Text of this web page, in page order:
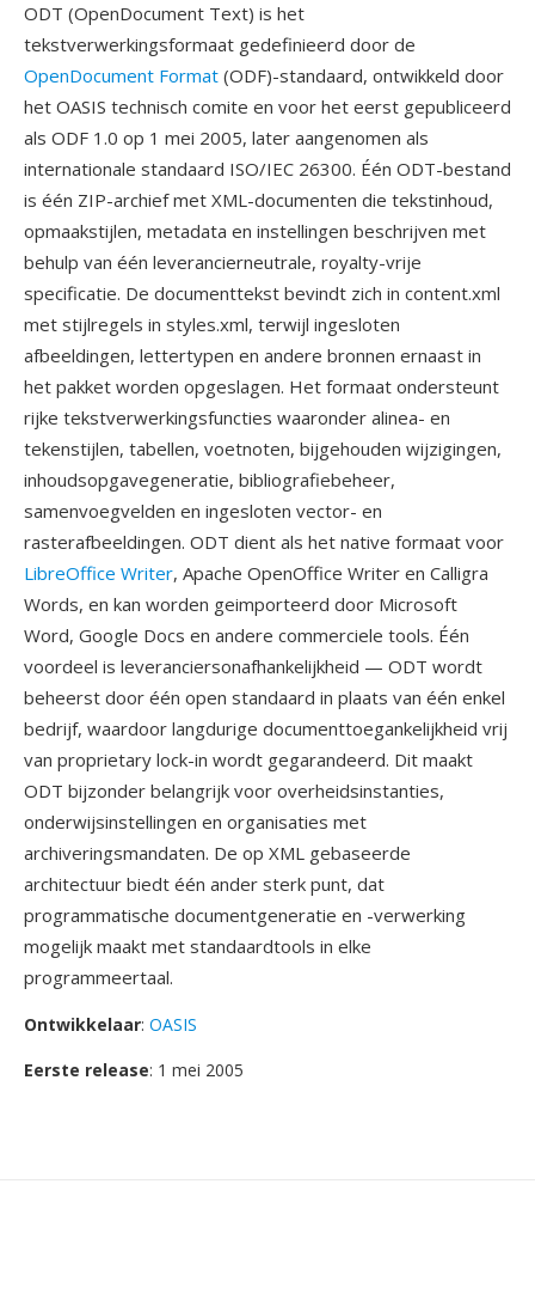
ODT (OpenDocument Text) is het
tekstverwerkingsformaat gedefinieerd door de
OpenDocument Format (ODF)-standaard, ontwikkeld door
het OASIS technisch comite en voor het eerst gepubliceerd
als ODF 1.0 op 1 mei 2005, later aangenomen als
internationale standaard ISO/IEC 26300. Één ODT-bestand
is één ZIP-archief met XML-documenten die tekstinhoud,
opmaakstijlen, metadata en instellingen beschrijven met
behulp van één leverancierneutrale, royalty-vrije
specificatie. De documenttekst bevindt zich in content.xml
met stijlregels in styles.xml, terwijl ingesloten
afbeeldingen, lettertypen en andere bronnen ernaast in
het pakket worden opgeslagen. Het formaat ondersteunt
rijke tekstverwerkingsfuncties waaronder alinea- en
tekenstijlen, tabellen, voetnoten, bijgehouden wijzigingen,
inhoudsopgavegeneratie, bibliografiebeheer,
samenvoegvelden en ingesloten vector- en
rasterafbeeldingen. ODT dient als het native formaat voor
LibreOffice Writer, Apache OpenOffice Writer en Calligra
Words, en kan worden geimporteerd door Microsoft
Word, Google Docs en andere commerciele tools. Één
voordeel is leveranciersonafhankelijkheid — ODT wordt
beheerst door één open standaard in plaats van één enkel
bedrijf, waardoor langdurige documenttoegankelijkheid vrij
van proprietary lock-in wordt gegarandeerd. Dit maakt
ODT bijzonder belangrijk voor overheidsinstanties,
onderwijsinstellingen en organisaties met
archiveringsmandaten. De op XML gebaseerde
architectuur biedt één ander sterk punt, dat
programmatische documentgeneratie en -verwerking
mogelijk maakt met standaardtools in elke
programmeertaal.
Ontwikkelaar: OASIS
Eerste release: 1 mei 2005